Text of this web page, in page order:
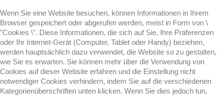
Wenn Sie eine Website besuchen, können Informationen in Ihrem
Browser gespeichert oder abgerufen werden, meist in Form von \
"Cookies \". Diese Informationen, die sich auf Sie, Ihre Präferenzen
oder Ihr Internet-Gerät (Computer, Tablet oder Handy) beziehen,
werden hauptsächlich dazu verwendet, die Website so zu gestalten,
wie Sie es erwarten. Sie können mehr über die Verwendung von
Cookies auf dieser Website erfahren und die Einstellung nicht
notwendiger Cookies verhindern, indem Sie auf die verschiedenen
Kategorienüberschriften unten klicken. Wenn Sie dies jedoch tun,